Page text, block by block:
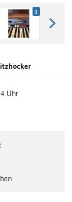
3
Uhr